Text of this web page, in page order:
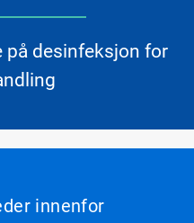
på desinfeksjon for
innenfor